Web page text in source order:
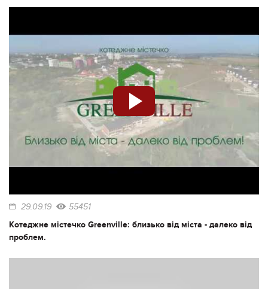
29.09.19 55451
Котеджне містечко Greenville: близько від міста - далеко від
проблем.